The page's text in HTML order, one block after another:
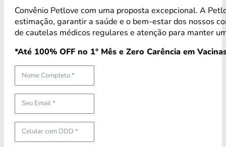
Convênio Petlove com uma proposta excepcional. A
estimação, garantir a saúde e o bem-estar dos nossos
de cautelas médicos regulares e atenção para manter
*Até 100% OFF no 1° Mês e Zero Carência em